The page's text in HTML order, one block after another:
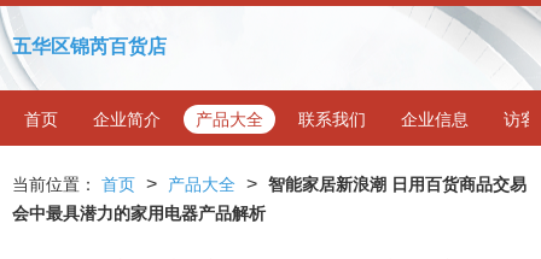
五华区锦芮百货店
首页 企业简介 产品大全 联系我们 企业信息 访客
当前位置： 首页 > 产品大全 > 智能家居新浪潮 日用百货商品交易
会中最具潜力的家用电器产品解析